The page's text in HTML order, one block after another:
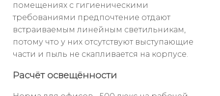
помещениях с гигиеническими
требованиями предпочтение отдают
встраиваемым линейным светильникам,
потому что у них отсутствуют выступающие
части и пыль не скапливается на корпусе.
Расчёт освещённости